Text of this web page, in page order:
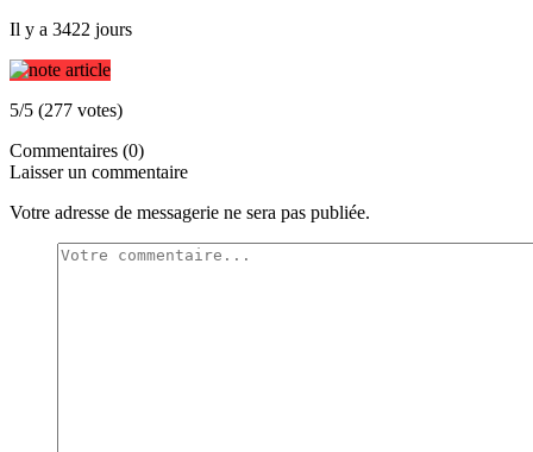
Il y a 3422 jours
5/5 (277 votes)
Commentaires (0)
Laisser un commentaire
Votre adresse de messagerie ne sera pas publiée.